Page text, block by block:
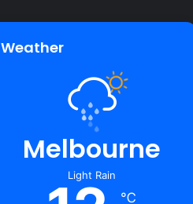
Weather
Melbourne
Light Rain
℃